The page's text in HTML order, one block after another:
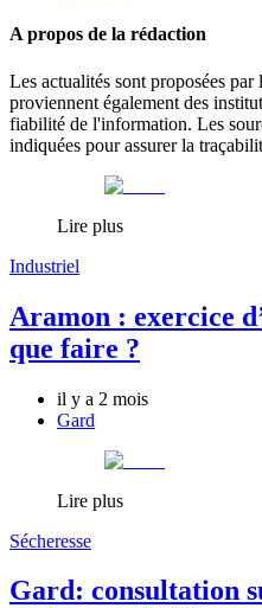
A propos de la rédaction
Les actualités sont proposées
proviennent également des
fiabilité de l'information. Les
indiquées pour assurer la
Lire plus
Industriel
Aramon : exercice
que faire ?
il y a 2 mois
Gard
Lire plus
Sécheresse
Gard: consultation